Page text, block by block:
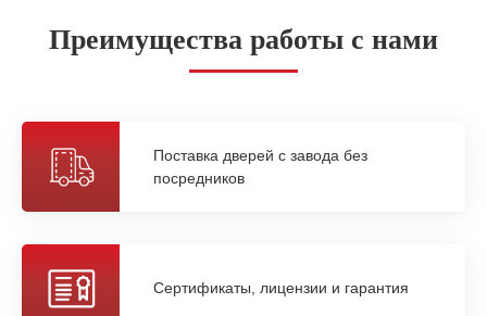
Преимущества работы с нами
Поставка дверей с завода без
посредников
Сертификаты, лицензии и гарантия